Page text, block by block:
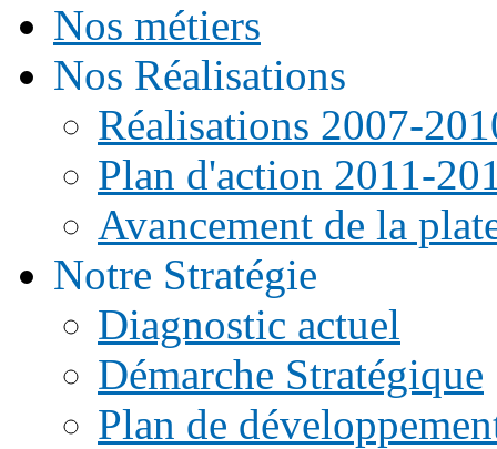
Nos métiers
Nos Réalisations
Réalisations 2007-
Plan d'action 2011-
Avancement de la
Notre Stratégie
Diagnostic actuel
Démarche Stratégique
Plan de